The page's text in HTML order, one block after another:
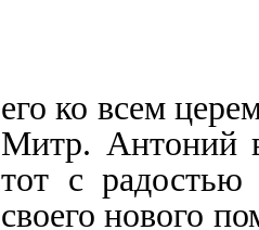
его ко всем
Митр. Антоний
тот с
своего нового